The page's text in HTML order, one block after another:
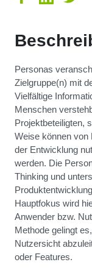
Personas
Zielgruppe(n) mit
Vielfältige
Menschen
Projektbeteiligten,
Weise können von
der Entwicklung
werden. Die
Thinking und
Hauptfokus wird
Anwender bzw.
Methode gelingt
Nutzersicht
oder Features.